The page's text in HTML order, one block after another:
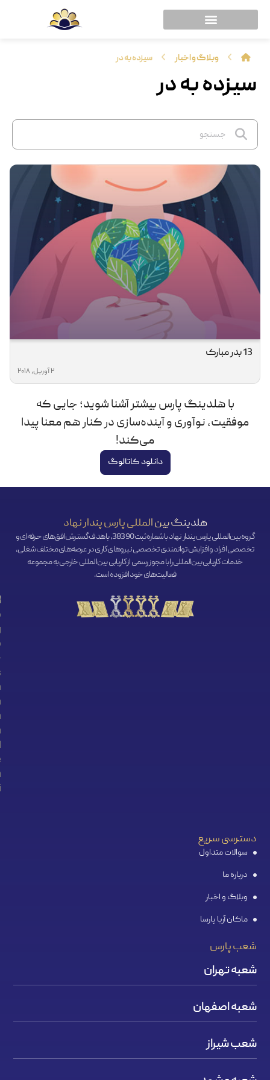
وبلاگ و اخبار سیزده به در
سیزده به در
13 بدر مبارک
2 آوریل, 2018
با هلدینگ پارس بیشتر آشنا شوید؛ جایی که
موفقیت، نوآوری و آینده‌سازی در کنار هم معنا پیدا
می‌کند!
دانلود کاتالوگ
هلدینگ بین المللی پارس پندار نهاد
گروه بین‌المللی پارس پندار نهاد با شماره ثبت 38390، با هدف گسترش افق‌‌های حرفه‌ای و
تخصصی افراد و افزایش توانمندی تخصصی نیروهای کاری در عرصه‌های مختلف شغلی،
خدمات کاریابی بین‌المللی را با مجوز رسمی از کاریابی بین‌المللی خارجی به مجموعه
فعالیت‌های خود افزوده است.
دسترسی سریع
سوالات متداول
درباره ما
وبلاگ و اخبار
ماکان آریا پارسا
شعب پارس
شعبه تهران
شعبه اصفهان
شعب شیراز